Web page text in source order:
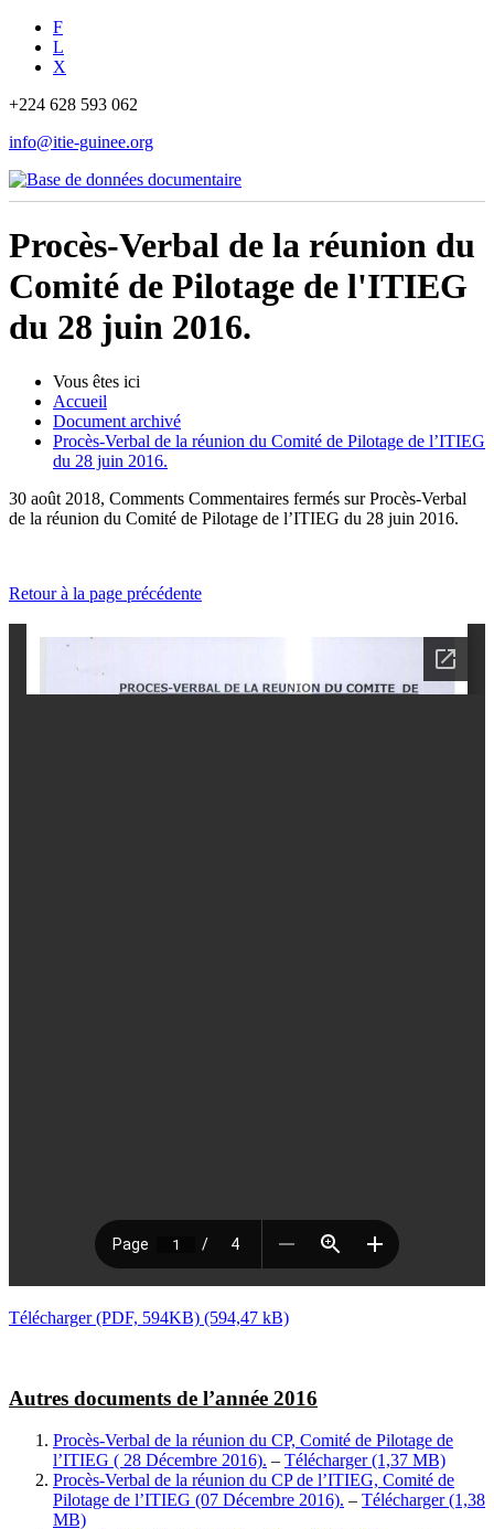
F
L
X
+224 628 593 062
info@itie-guinee.org
Procès-Verbal de la réunion du
Comité de Pilotage de l'ITIEG
du 28 juin 2016.
Vous êtes ici
Accueil
Document archivé
Procès-Verbal de la réunion du Comité de Pilotage de l’ITIEG
du 28 juin 2016.
30 août 2018, Comments Commentaires fermés sur Procès-Verbal
de la réunion du Comité de Pilotage de l’ITIEG du 28 juin 2016.
Retour à la page précédente
Télécharger (PDF, 594KB)
Autres documents de l’année 2016
Procès-Verbal de la réunion du CP, Comité de Pilotage de
l’ITIEG ( 28 Décembre 2016). – Télécharger
Procès-Verbal de la réunion du CP de l’ITIEG, Comité de
Pilotage de l’ITIEG (07 Décembre 2016). – Télécharger